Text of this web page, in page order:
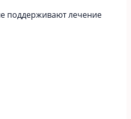
поддерживают лечение